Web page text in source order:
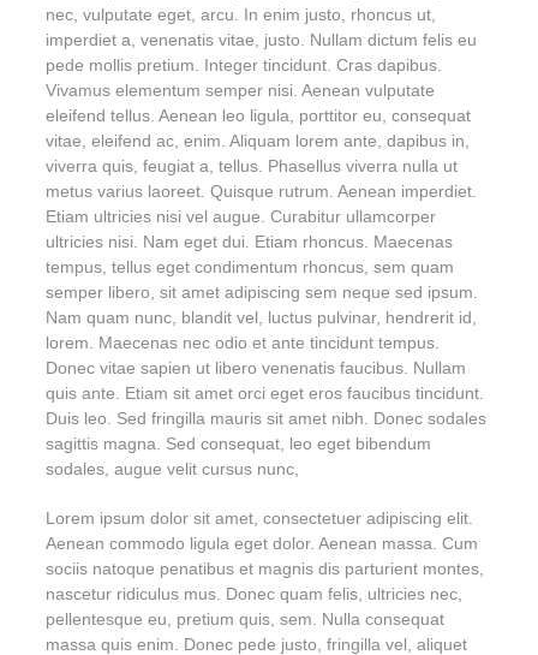
nec, vulputate eget, arcu. In enim justo, rhoncus ut,
imperdiet a, venenatis vitae, justo. Nullam dictum felis eu
pede mollis pretium. Integer tincidunt. Cras dapibus.
Vivamus elementum semper nisi. Aenean vulputate
eleifend tellus. Aenean leo ligula, porttitor eu, consequat
vitae, eleifend ac, enim. Aliquam lorem ante, dapibus in,
viverra quis, feugiat a, tellus. Phasellus viverra nulla ut
metus varius laoreet. Quisque rutrum. Aenean imperdiet.
Etiam ultricies nisi vel augue. Curabitur ullamcorper
ultricies nisi. Nam eget dui. Etiam rhoncus. Maecenas
tempus, tellus eget condimentum rhoncus, sem quam
semper libero, sit amet adipiscing sem neque sed ipsum.
Nam quam nunc, blandit vel, luctus pulvinar, hendrerit id,
lorem. Maecenas nec odio et ante tincidunt tempus.
Donec vitae sapien ut libero venenatis faucibus. Nullam
quis ante. Etiam sit amet orci eget eros faucibus tincidunt.
Duis leo. Sed fringilla mauris sit amet nibh. Donec sodales
sagittis magna. Sed consequat, leo eget bibendum
sodales, augue velit cursus nunc,
Lorem ipsum dolor sit amet, consectetuer adipiscing elit.
Aenean commodo ligula eget dolor. Aenean massa. Cum
sociis natoque penatibus et magnis dis parturient montes,
nascetur ridiculus mus. Donec quam felis, ultricies nec,
pellentesque eu, pretium quis, sem. Nulla consequat
massa quis enim. Donec pede justo, fringilla vel, aliquet